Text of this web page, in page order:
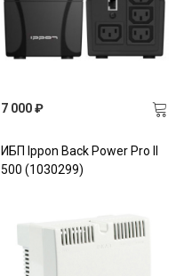
7 000 ₽
ИБП Ippon Back Power Pro II
500 (1030299)